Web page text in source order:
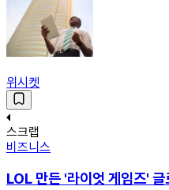
위시켓
스크랩
비즈니스
LOL 만든 '라이엇 게임즈'